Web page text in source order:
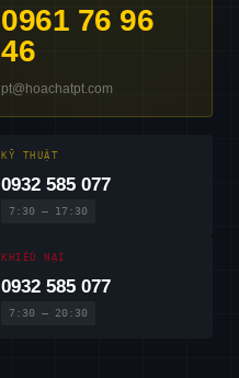
0961 76 96
46
pt@hoachatpt.com
KỸ THUẬT
0932 585 077
7:30 – 17:30
KHIẾU NẠI
0932 585 077
7:30 – 20:30